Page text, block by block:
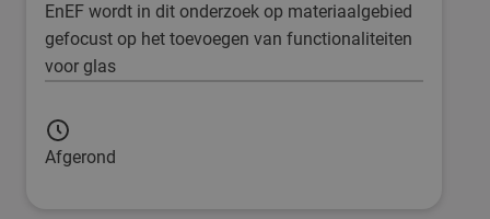
EnEF wordt in dit onderzoek op materiaalgebied
gefocust op het toevoegen van functionaliteiten
voor glas
Afgerond